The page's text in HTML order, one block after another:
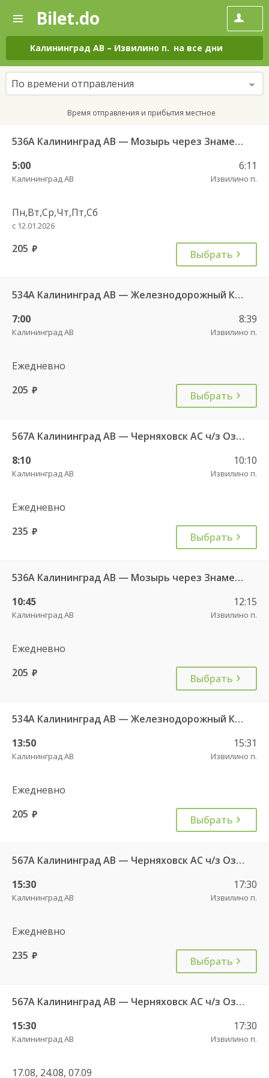
—
Поиск
и
покупка
билетов
на
автобус
онлайн
Bilet.do
Калининград АВ – Извилино п. на все дни
По времени отправления
Время отправления и прибытия местное
536А Калининград АВ — Мозырь через Знаменск
5:00
Калининград АВ
6:11
Извилино п.
Пн,Вт,Ср,Чт,Пт,Сб
с 12.01.2026
205 руб. Выбрать
534А Калининград АВ — Железнодорожный КДП
7:00
Калининград АВ
8:39
Извилино п.
Ежедневно
205 руб. Выбрать
567А Калининград АВ — Черняховск АС ч/з Озерки п., Правдинск КДП, Железнодорожный КДП
8:10
Калининград АВ
10:10
Извилино п.
Ежедневно
235 руб. Выбрать
536А Калининград АВ — Мозырь через Знаменск
10:45
Калининград АВ
12:15
Извилино п.
Ежедневно
205 руб. Выбрать
534А Калининград АВ — Железнодорожный КДП
13:50
Калининград АВ
15:31
Извилино п.
Ежедневно
205 руб. Выбрать
567А Калининград АВ — Черняховск АС ч/з Озерки п., Правдинск КДП, Железнодорожный КДП
15:30
Калининград АВ
17:30
Извилино п.
Ежедневно
235 руб. Выбрать
567А Калининград АВ — Черняховск АС ч/з Озерки п., Правдинск КДП, Железнодорожный КДП
15:30
Калининград АВ
17:30
Извилино п.
17.08, 24.08, 07.09